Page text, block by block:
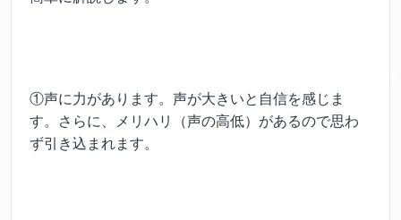
①声に力があります。声が大きいと自信を感じま
す。さらに、メリハリ（声の高低）があるので思わ
ず引き込まれます。